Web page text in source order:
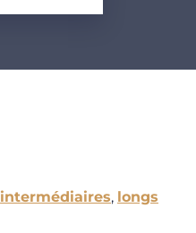
intermédiaires, longs